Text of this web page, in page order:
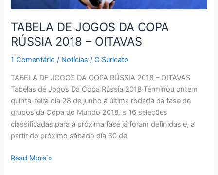
TABELA DE JOGOS DA COPA
RÚSSIA 2018 – OITAVAS
1 Comentário / Notícias /O Suricato
TABELA DE JOGOS DA COPA RÚSSIA 2018 – OITAVAS
Tabelas de Jogos Da Copa Rússia 2018 Terminou ontem
quinta-feira dia 28 de junho a última rodada da fase de
grupos da Copa do Mundo 2018. s 16 seleções
classificadas para a próxima fase já foram definidas e, a
partir do próximo sábado dia 30 de
TABELA
Read More »